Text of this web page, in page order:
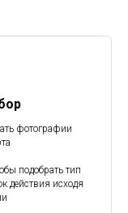
фотографии
подобрать тип
действия исходя